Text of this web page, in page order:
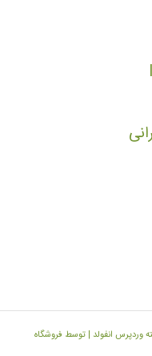
وردپرس انفولد | توسط فروشگاه